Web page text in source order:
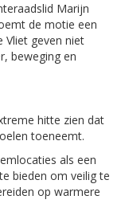
Marijn
de motie een
Vliet geven niet
beweging en
hitte zien dat
toeneemt.
als een
bieden om veilig te
op warmere